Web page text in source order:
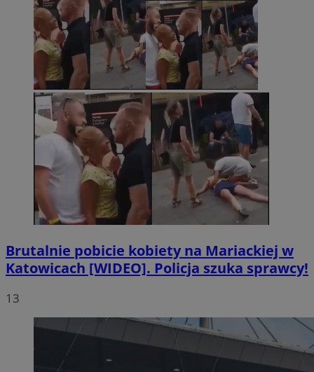
Brutalnie pobicie kobiety na Mariackiej w
Katowicach [WIDEO]. Policja szuka sprawcy!
13